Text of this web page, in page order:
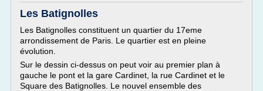
Les Batignolles
Les Batignolles constituent un quartier du 17eme
arrondissement de Paris. Le quartier est en pleine
évolution.
Sur le dessin ci-dessus on peut voir au premier plan à
gauche le pont et la gare Cardinet, la rue Cardinet et le
Square des Batignolles. Le nouvel ensemble des